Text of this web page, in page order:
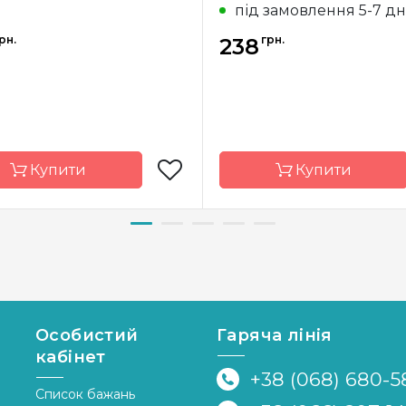
Купити
15x18 cm
під замовлення 5-7
238 грн.
Купити
виробник
Розмір
Канва
Зашивання
Особистий
кабінет
Список бажань
Гаряча лінія
+38 (068) 680-